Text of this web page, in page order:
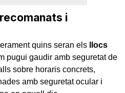
i
quins seran els llocs
pugui gaudir amb seguretat de
sobre horaris concrets,
amb seguretat ocular i